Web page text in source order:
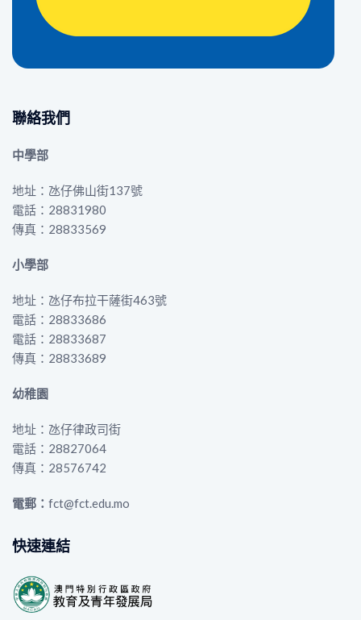
聯絡我們
中學部
地址：氹仔佛山街137號
電話：28831980
傳真：28833569
小學部
地址：氹仔布拉干薩街463號
電話：28833686
電話：28833687
傳真：28833689
幼稚園
地址：氹仔律政司街
電話：28827064
傳真：28576742
電郵： fct@fct.edu.mo
快速連結